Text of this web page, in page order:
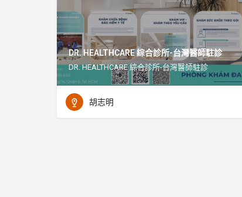
DR. HEALTHCARE 綜合診所-台灣醫師駐診
DR. HEALTHCARE 綜合診所-台灣醫師駐診
胡志明